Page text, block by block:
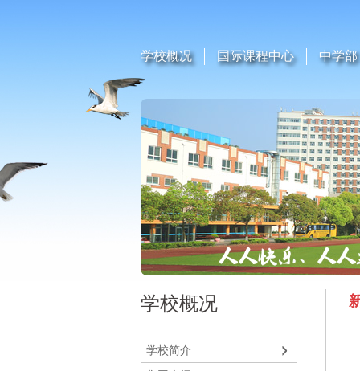
学校概况 国际课程中心 中学部
学校概况
学校简介